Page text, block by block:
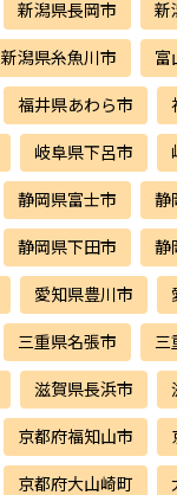
新潟県長岡市 新
新潟県糸魚川市 富
福井県あわら市
岐阜県下呂市
静岡県富士市 静
静岡県下田市 静
愛知県豊川市
三重県名張市 三
滋賀県長浜市
京都府福知山市
京都府大山崎町